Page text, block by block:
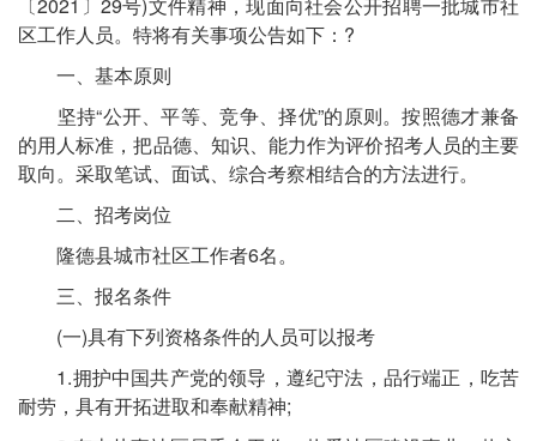
区工作人员。特将有关事项公告如下：?
一、基本原则
坚持“公开、平等、竞争、择优”的原则。按照德才兼备
的用人标准，把品德、知识、能力作为评价招考人员的主要
取向。采取笔试、面试、综合考察相结合的方法进行。
二、招考岗位
隆德县城市社区工作者6名。
三、报名条件
(一)具有下列资格条件的人员可以报考
1.拥护中国共产党的领导，遵纪守法，品行端正，吃苦
耐劳，具有开拓进取和奉献精神;